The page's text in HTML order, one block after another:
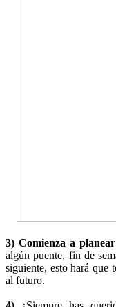
3) Comienza a
algún puente, fin de
siguiente, esto hará que
al futuro.